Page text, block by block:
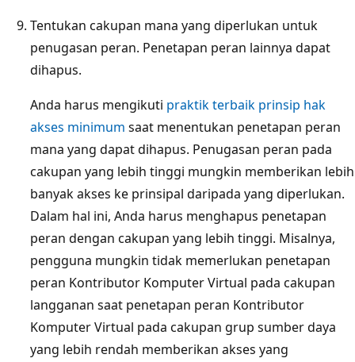
Tentukan cakupan mana yang diperlukan untuk
penugasan peran. Penetapan peran lainnya dapat
dihapus.
Anda harus mengikuti praktik terbaik prinsip hak
akses minimum saat menentukan penetapan peran
mana yang dapat dihapus. Penugasan peran pada
cakupan yang lebih tinggi mungkin memberikan lebih
banyak akses ke prinsipal daripada yang diperlukan.
Dalam hal ini, Anda harus menghapus penetapan
peran dengan cakupan yang lebih tinggi. Misalnya,
pengguna mungkin tidak memerlukan penetapan
peran Kontributor Komputer Virtual pada cakupan
langganan saat penetapan peran Kontributor
Komputer Virtual pada cakupan grup sumber daya
yang lebih rendah memberikan akses yang